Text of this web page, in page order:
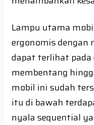
Lampu utama
ergonomis dengan
dapat terlihat
membentang
mobil ini sudah
itu di bawah
nyala sequential